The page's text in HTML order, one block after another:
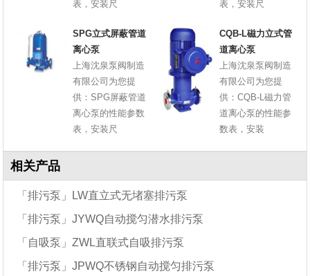
表，安装尺
表，安装尺
SPG立式屏蔽管道
离心泵
上海沈泉泵阀制造
有限公司为您提
供：SPG屏蔽管道
离心泵的性能参数
表，安装尺
CQB-L磁力立式管
道离心泵
上海沈泉泵阀制造
有限公司为您提
供：CQB-L磁力管
道离心泵的性能参
数表，安装
相关产品
「排污泵」LW直立式无堵塞排污泵
「排污泵」JYWQ自动搅匀潜水排污泵
「自吸泵」ZWL直联式自吸排污泵
「排污泵」JPWQ不锈钢自动搅匀排污泵